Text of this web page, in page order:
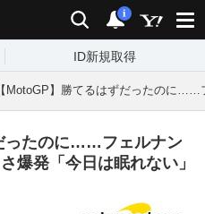
検索 通知
i
ID新規取得
【MotoGP】勝てるはずだったのに……
ったのに……フェルナン
爆発「今日は眠れない」